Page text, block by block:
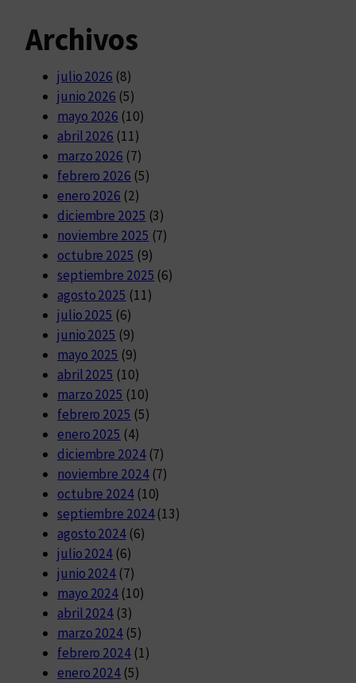
Archivos
julio 2026 (8)
junio 2026 (5)
mayo 2026 (10)
abril 2026 (11)
marzo 2026 (7)
febrero 2026 (5)
enero 2026 (2)
diciembre 2025 (3)
noviembre 2025 (7)
octubre 2025 (9)
septiembre 2025 (6)
agosto 2025 (11)
julio 2025 (6)
junio 2025 (9)
mayo 2025 (9)
abril 2025 (10)
marzo 2025 (10)
febrero 2025 (5)
enero 2025 (4)
diciembre 2024(7)
noviembre 2024(7)
octubre 2024(10)
septiembre 2024(13)
agosto 2024(6)
julio 2024 (6)
junio 2024 (7)
mayo 2024 (10)
abril 2024 (3)
marzo 2024 (5)
febrero 2024(1)
enero 2024 (5)